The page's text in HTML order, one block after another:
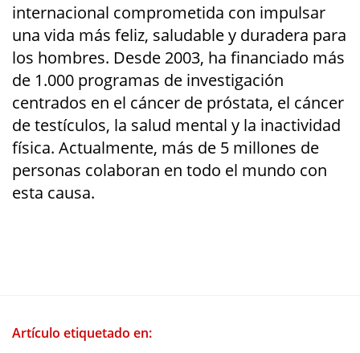
internacional comprometida con impulsar
una vida más feliz, saludable y duradera para
los hombres. Desde 2003, ha financiado más
de 1.000 programas de investigación
centrados en el cáncer de próstata, el cáncer
de testículos, la salud mental y la inactividad
física. Actualmente, más de 5 millones de
personas colaboran en todo el mundo con
esta causa.
Artículo etiquetado en: